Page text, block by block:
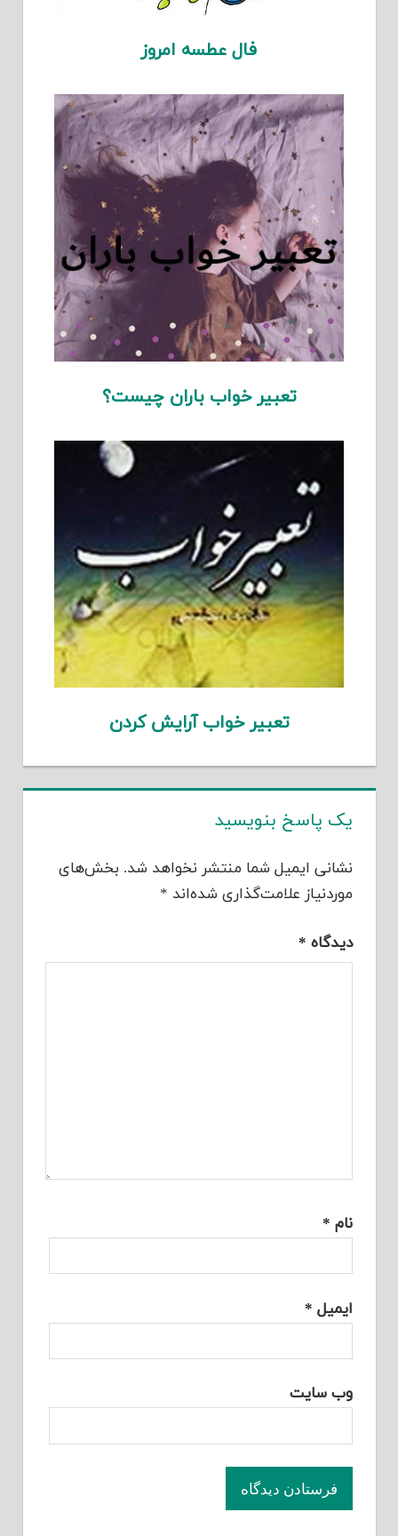
فال عطسه امروز
تعبیر خواب باران چیست؟
تعبیر خواب آرایش کردن
یک پاسخ بنویسید
نشانی ایمیل شما منتشر نخواهد شد. بخش‌های
موردنیاز علامت‌گذاری شده‌اند *
دیدگاه *
نام *
ایمیل *
وب‌ سایت